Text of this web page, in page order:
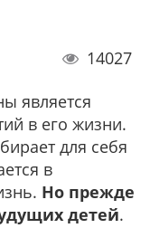
14027
является
в его жизни.
для себя
в
Но прежде
детей.